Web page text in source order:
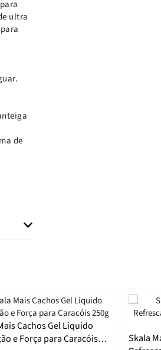
ultra
de
Cachos Gel Liquido
e Força para Caracóis
Skala